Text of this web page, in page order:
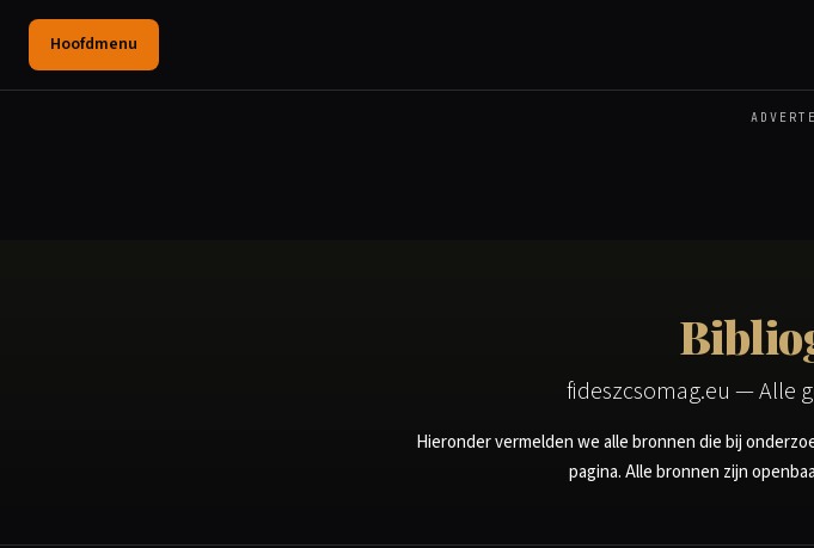
Hoofdmenu
fideszcsomag.eu — Alle
Hieronder vermelden we alle bronnen die bij
pagina. Alle bronnen zijn